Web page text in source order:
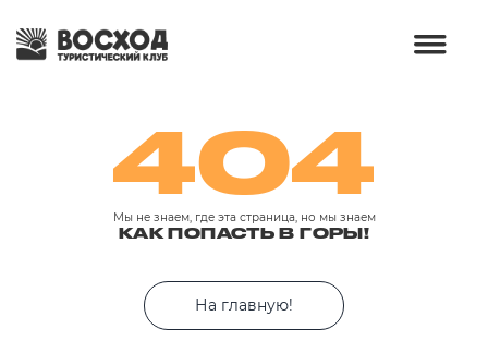
404
Мы не знаем, где эта страница, но мы знаем
КАК ПОПАСТЬ В ГОРЫ!
На главную!